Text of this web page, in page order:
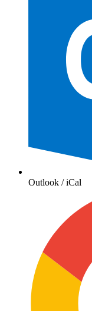
Outlook / iCal